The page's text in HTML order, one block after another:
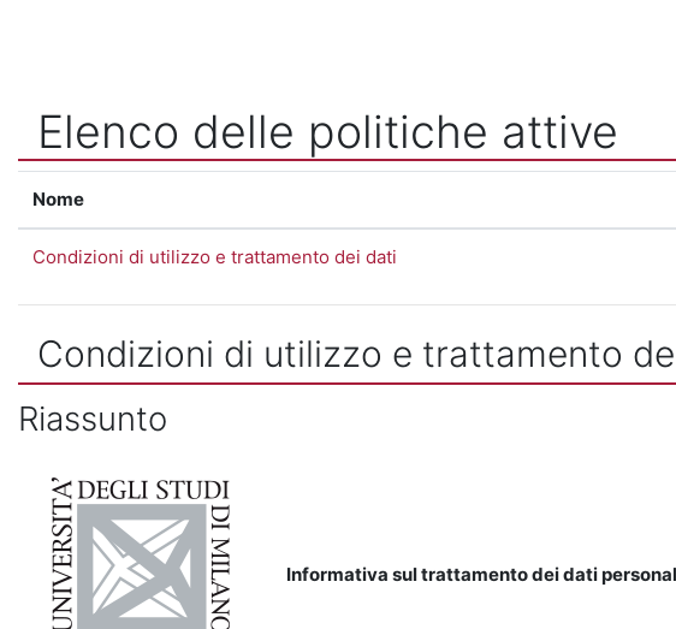
Elenco delle politiche attive
Nome
Condizioni di utilizzo e trattamento dei dati
Condizioni di utilizzo e trattamento
Riassunto
Informativa sul trattamento dei dati